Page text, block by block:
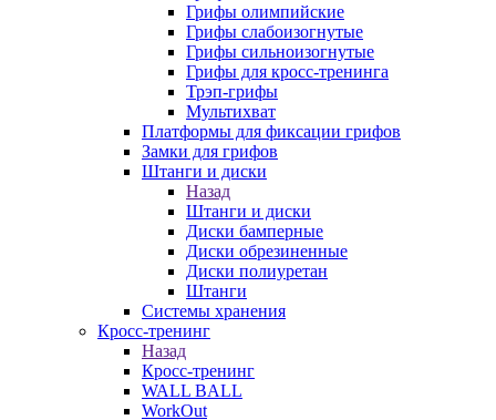
Грифы олимпийские
Грифы слабоизогнутые
Грифы сильноизогнутые
Грифы для кросс-тренинга
Трэп-грифы
Мультихват
Платформы для фиксации грифов
Замки для грифов
Штанги и диски
Назад
Штанги и диски
Диски бамперные
Диски обрезиненные
Диски полиуретан
Штанги
Системы хранения
Кросс-тренинг
Назад
Кросс-тренинг
WALL BALL
WorkOut